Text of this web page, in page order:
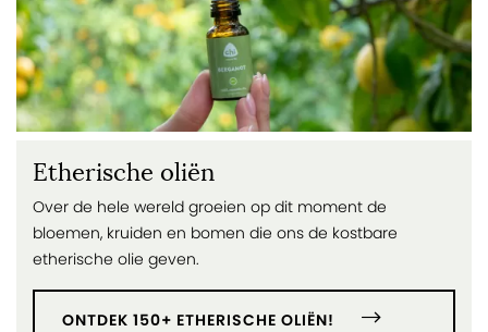
Etherische oliën
Over de hele wereld groeien op dit moment de
bloemen, kruiden en bomen die ons de kostbare
etherische olie geven.
ONTDEK 150+ ETHERISCHE OLIËN!